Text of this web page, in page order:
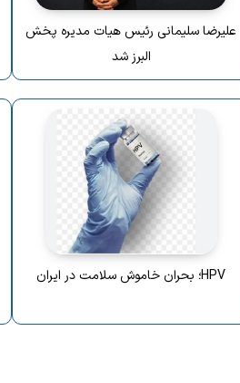
علیرضا سلیمانی رئیس هیات مدیره پخش
البرز شد
HPV؛ بحران خاموش سلامت در ایران